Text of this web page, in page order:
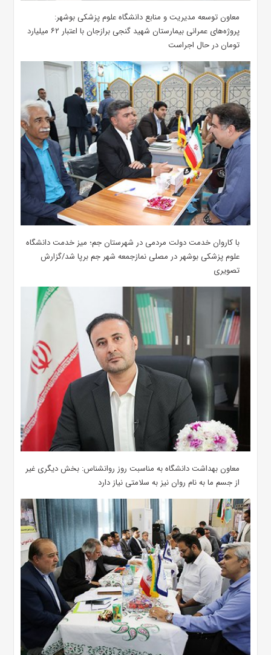
معاون توسعه مدیریت و منابع دانشگاه علوم پزشکی بوشهر:
پروژه‌های عمرانی بیمارستان شهید گنجی برازجان با اعتبار ۶۲ میلیارد
تومان در حال اجراست
با کاروان خدمت دولت مردمی در شهرستان جم؛ میز خدمت دانشگاه
علوم پزشکی بوشهر در مصلی نمازجمعه شهر جم برپا شد/گزارش
تصویری
معاون بهداشت دانشگاه به مناسبت روز روانشناس: بخش دیگری غیر
از جسم ما به نام روان نیز به سلامتی نیاز دارد